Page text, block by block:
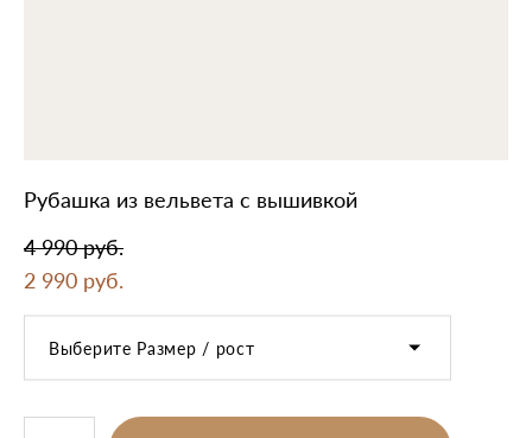
Рубашка из вельвета с вышивкой
4 990 pуб.
2 990 pуб.
Выберите Размер / рост